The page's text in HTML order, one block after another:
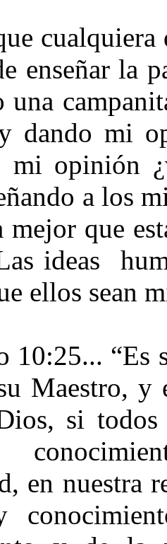
enseñar la
una
dando mi
mi opinión
a los
mejor que
ideas
ellos sean
“Es
Maestro,
si
en nuestra